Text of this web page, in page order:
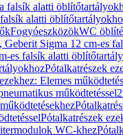
falsík alatti
alatti
FogyóeszközökWC
Geberit Sigma 12 cm-es
es falsík alatti
Pótalkatrészek
Elemes
működtetéssel
Pótalkatrészek
WC-khez